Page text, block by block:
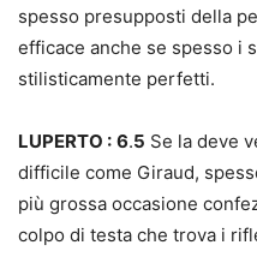
spesso presupposti della
efficace anche se spesso i
stilisticamente perfetti.
LUPERTO : 6.5 Se la deve
difficile come Giraud,
più grossa occasione
colpo di testa che trova i